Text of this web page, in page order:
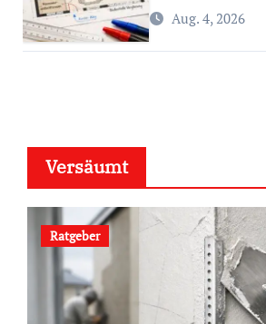
Aug. 4, 2026
Versäumt
Ratgeber